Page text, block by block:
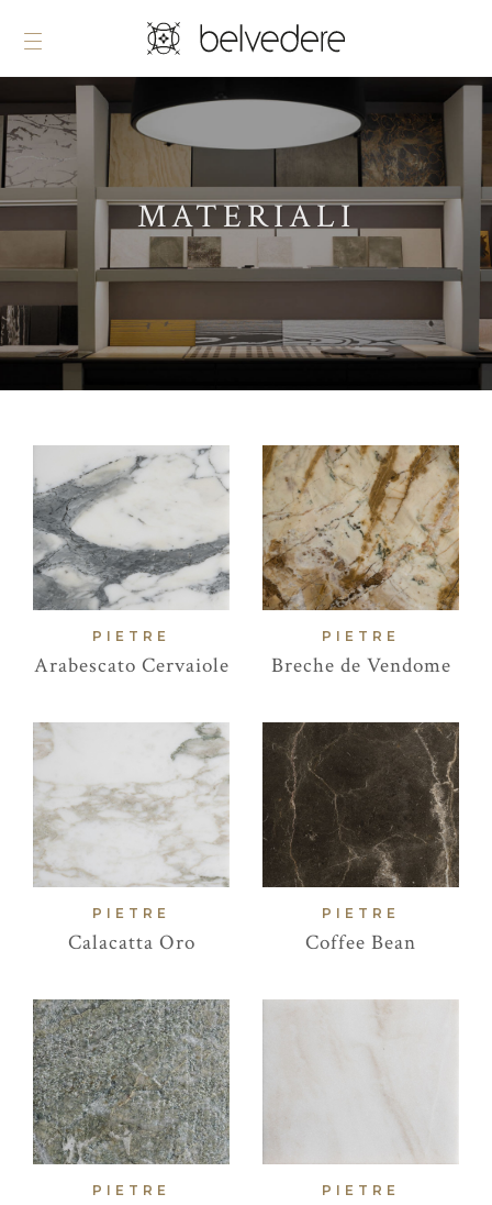
MATERIALI
PIETRE
Arabescato Cervaiole
PIETRE
Breche de Vendome
PIETRE
Calacatta Oro
PIETRE
Coffee Bean
PIETRE PIETRE